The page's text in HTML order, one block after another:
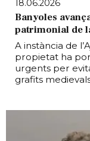
18.06.2026
Banyoles
patrimonial de
A instància de
propietat ha
urgents per
grafits